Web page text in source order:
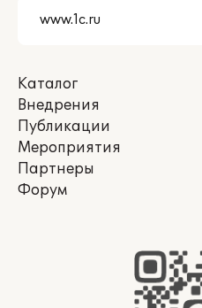
Каталог
Внедрения
Публикации
Мероприятия
Партнеры
Форум